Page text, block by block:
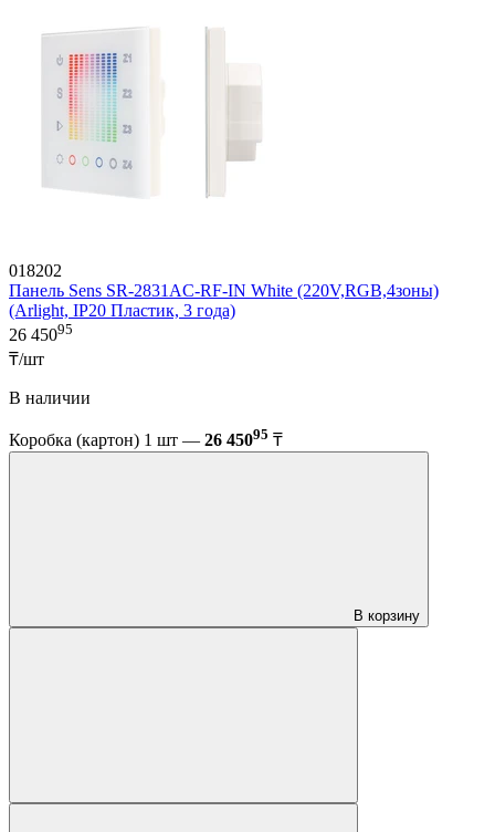
018202
Панель Sens SR-2831AC-RF-IN White (220V,RGB,4зоны)
(Arlight, IP20 Пластик, 3 года)
26 45095
₸/шт
В наличии
Коробка (картон) 1 шт — 26 45095 ₸
В корзину